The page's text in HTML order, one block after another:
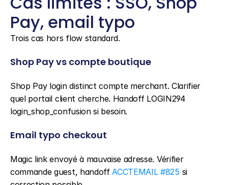
Pay, email typo
Trois cas hors flow standard.
Shop Pay vs compte boutique
Shop Pay login distinct compte merchant. Clarifier
quel portail client cherche. Handoff LOGIN294
login_shop_confusion si besoin.
Email typo checkout
Magic link envoyé à mauvaise adresse. Vérifier
commande guest, handoff ACCTEMAIL #825 si